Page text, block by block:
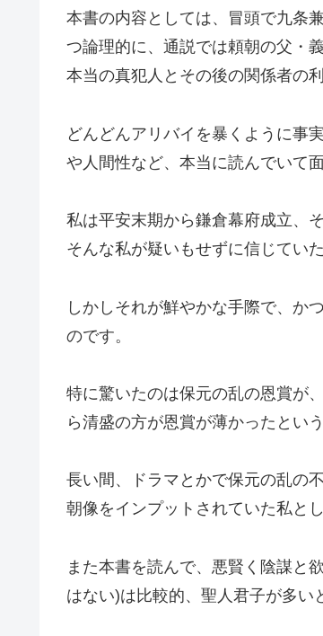
本書の内容としては、冒頭で九条
つ論理的に、通説では頼朝の父・
本当の真犯人とその後の関係者の
どんどんアリバイを暴くように事
や人間性など、本当に読んでいて
私は平安末期から鎌倉幕府成立、
そんな私が疑いもせずに信じてい
しかしそれが鮮やかな手際で、か
のです。
特に驚いたのは保元の乱の恩賞が
ら清盛の方が恩賞が薄かったという
長い間、ドラマとかで保元の乱の
朝像をインプットされていた私と
また本書を読んで、悪賢く陰謀と
はない)は比較的、聖人君子が多い